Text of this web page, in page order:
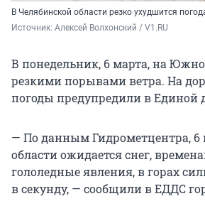
В Челябинской области резко ухудшится
Источник: Алексей Волхонский / V1.RU
В понедельник, 6 марта, на
резкими порывами ветра. На
погоды предупредили в Единой
— По данным Гидрометцентра, 6
области ожидается снег,
гололедные явления, в горах
в секунду, — сообщили в ЕДДС